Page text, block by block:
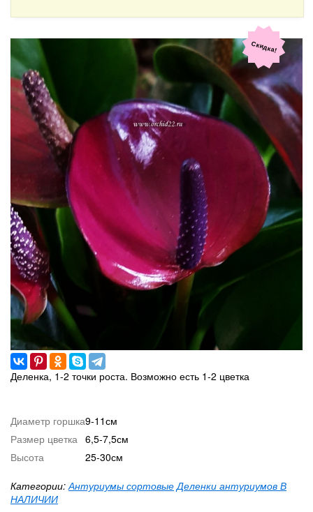
Скидка!
Деленка, 1-2 точки роста. Возможно есть 1-2 цветка
Диаметр горшка9-11см
Размер цветка 6,5-7,5см
Высота
25-30см
Категории:Антуриумы сортовые Деленки антуриумов В
НАЛИЧИИ